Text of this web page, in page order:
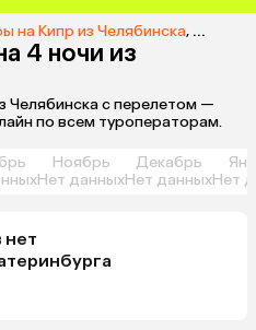
на Кипр из Челябинска, Туры в
4 ночи из
Челябинска с перелетом —
по всем туроператорам.
Ноябрь
Нет данных
Декабрь
Нет данныхНет
нет